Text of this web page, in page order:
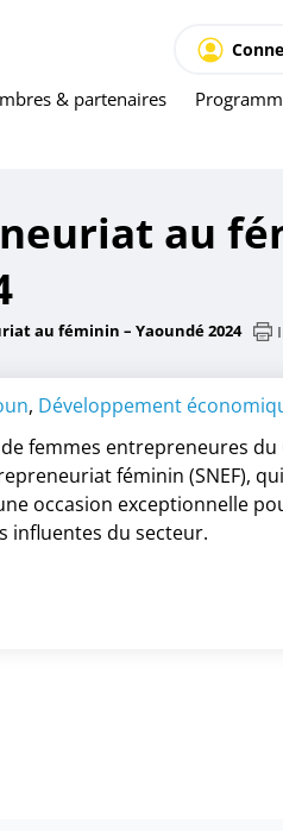
& partenaires
au
au féminin – Yaoundé 2024
femmes entrepreneures du
féminin (SNEF),
occasion exceptionnelle
influentes du secteur.
, Développement